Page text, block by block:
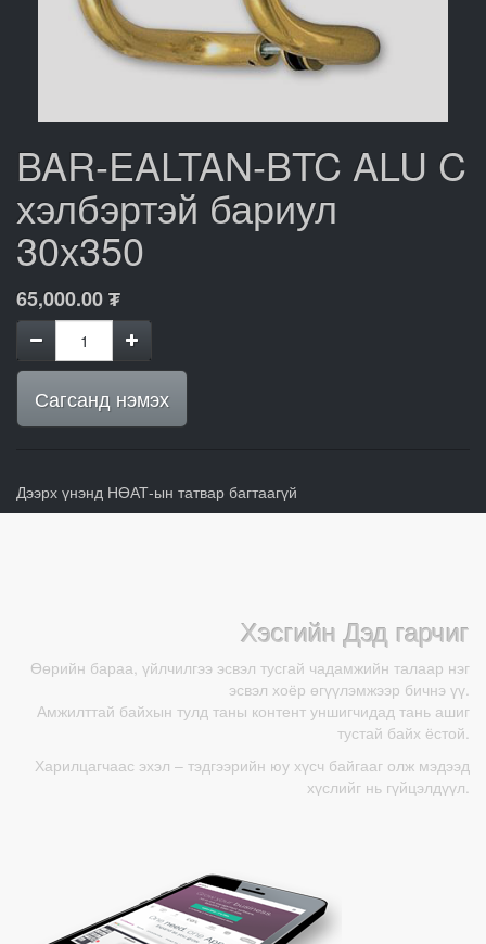
BAR-EALTAN-BTC ALU C
хэлбэртэй бариул
30х350
65,000.00₮
Сагсанд нэмэх
Дээрх үнэнд НӨАТ-ын татвар багтаагүй
Хэсгийн Дэд гарчиг
Өөрийн бараа, үйлчилгээ эсвэл тусгай чадамжийн талаар нэг
эсвэл хоёр өгүүлэмжээр бичнэ үү.
Амжилттай байхын тулд таны контент уншигчидад тань ашиг
тустай байх ёстой.
Харилцагчаас эхэл – тэдгээрийн юу хүсч байгааг олж мэдээд
хүслийг нь гүйцэлдүүл.